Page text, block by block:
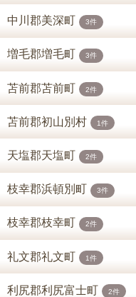
中川郡美深町 3件
増毛郡増毛町 3件
苫前郡苫前町 2件
苫前郡初山別村 1件
天塩郡天塩町 2件
枝幸郡浜頓別町 3件
枝幸郡枝幸町 2件
礼文郡礼文町 1件
利尻郡利尻富士町 2件